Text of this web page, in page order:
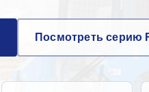
Посмотреть серию